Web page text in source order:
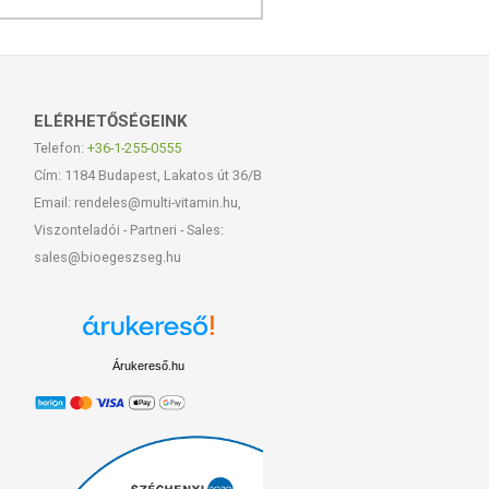
ELÉRHETŐSÉGEINK
Telefon: +36-1-255-0555
Cím: 1184 Budapest, Lakatos út 36/B
Email: rendeles@multi-vitamin.hu,
Viszonteladói - Partneri - Sales:
sales@bioegeszseg.hu
Árukereső.hu